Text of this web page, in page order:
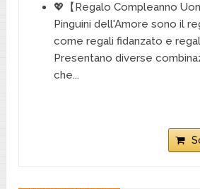
💖【Regalo Compleanno
Pinguini dell'Amore sono il
come regali fidanzato e
Presentano diverse
che...